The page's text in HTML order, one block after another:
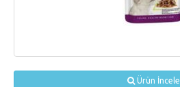
Ürün İncele